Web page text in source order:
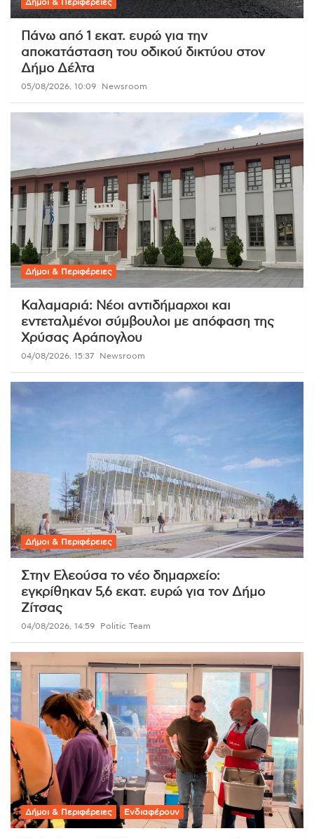
Δήμοι & Περιφέρειες
Πάνω από 1 εκατ. ευρώ για την
αποκατάσταση του οδικού δικτύου στον
Δήμο Δέλτα
05/08/2026, 10:09 Newsroom
Δήμοι & Περιφέρειες
Καλαμαριά: Νέοι αντιδήμαρχοι και
εντεταλμένοι σύμβουλοι με απόφαση της
Χρύσας Αράπογλου
04/08/2026, 15:37 Newsroom
Δήμοι & Περιφέρειες
Στην Ελεούσα το νέο δημαρχείο:
εγκρίθηκαν 5,6 εκατ. ευρώ για τον Δήμο
Ζίτσας
04/08/2026, 14:59 Politic Team
Δήμοι & Περιφέρειες Ενδιαφέρουν